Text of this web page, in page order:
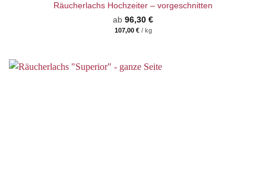
Räucherlachs Hochzeiter – vorgeschnitten
ab 96,30 €
107,00 €/ kg